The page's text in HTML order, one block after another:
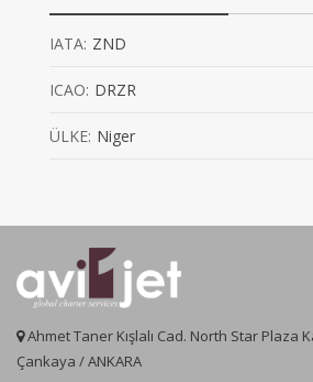
IATA: ZND
ICAO: DRZR
ÜLKE: Niger
Ahmet Taner Kışlalı Cad. North Star Plaza
Çankaya / ANKARA